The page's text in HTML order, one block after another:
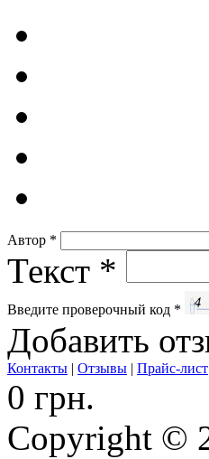
Автор *
Текст *
Введите проверочный код *
Добавить
Контакты | Отзывы | Прайс-лист
0 грн.
Copyright ©